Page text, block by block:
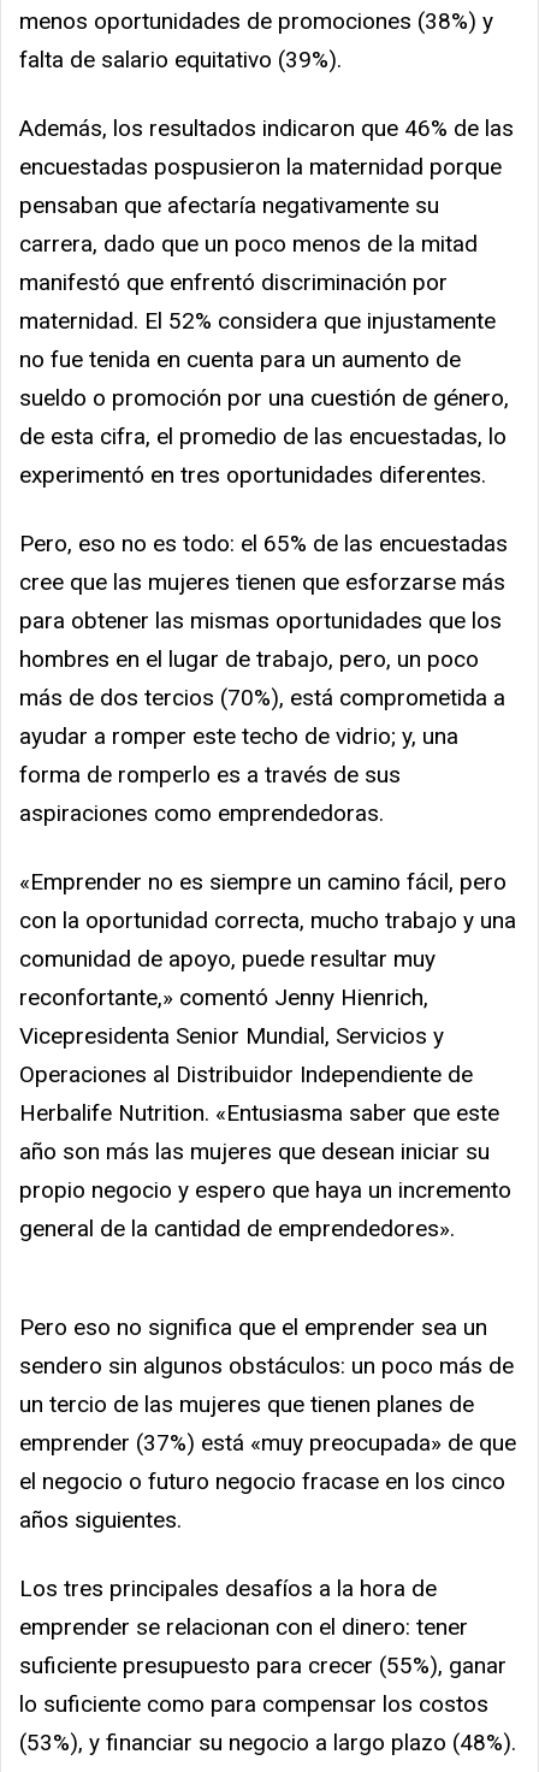
menos oportunidades de promociones (38%) y
falta de salario equitativo (39%).
Además, los resultados indicaron que 46% de las
encuestadas pospusieron la maternidad porque
pensaban que afectaría negativamente su
carrera, dado que un poco menos de la mitad
manifestó que enfrentó discriminación por
maternidad. El 52% considera que injustamente
no fue tenida en cuenta para un aumento de
sueldo o promoción por una cuestión de género,
de esta cifra, el promedio de las encuestadas, lo
experimentó en tres oportunidades diferentes.
Pero, eso no es todo: el 65% de las encuestadas
cree que las mujeres tienen que esforzarse más
para obtener las mismas oportunidades que los
hombres en el lugar de trabajo, pero, un poco
más de dos tercios (70%), está comprometida a
ayudar a romper este techo de vidrio; y, una
forma de romperlo es a través de sus
aspiraciones como emprendedoras.
«Emprender no es siempre un camino fácil, pero
con la oportunidad correcta, mucho trabajo y una
comunidad de apoyo, puede resultar muy
reconfortante,» comentó Jenny Hienrich,
Vicepresidenta Senior Mundial, Servicios y
Operaciones al Distribuidor Independiente de
Herbalife Nutrition. «Entusiasma saber que este
año son más las mujeres que desean iniciar su
propio negocio y espero que haya un incremento
general de la cantidad de emprendedores».
Pero eso no significa que el emprender sea un
sendero sin algunos obstáculos: un poco más de
un tercio de las mujeres que tienen planes de
emprender (37%) está «muy preocupada» de que
el negocio o futuro negocio fracase en los cinco
años siguientes.
Los tres principales desafíos a la hora de
emprender se relacionan con el dinero: tener
suficiente presupuesto para crecer (55%), ganar
lo suficiente como para compensar los costos
(53%), y financiar su negocio a largo plazo (48%).